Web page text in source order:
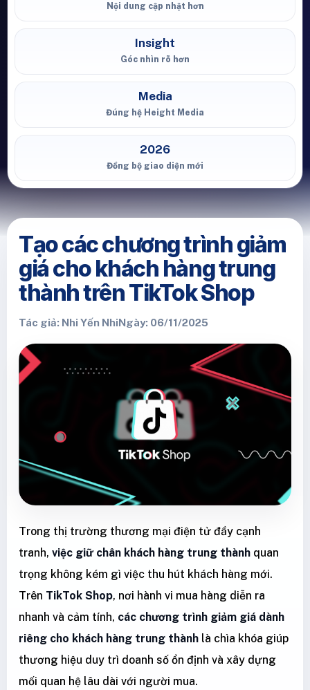
Nội dung cập nhật hơn
Insight
Góc nhìn rõ hơn
Media
Đúng hệ Height Media
2026
Đồng bộ giao diện mới
Tạo các chương trình giảm
giá cho khách hàng trung
thành trên TikTok Shop
Tác giả: Nhi Yến NhiNgày: 06/11/2025
Trong thị trường thương mại điện tử đầy cạnh
tranh, việc giữ chân khách hàng trung thành quan
trọng không kém gì việc thu hút khách hàng mới.
Trên TikTok Shop, nơi hành vi mua hàng diễn ra
nhanh và cảm tính, các chương trình giảm giá dành
riêng cho khách hàng trung thành là chìa khóa giúp
thương hiệu duy trì doanh số ổn định và xây dựng
mối quan hệ lâu dài với người mua.